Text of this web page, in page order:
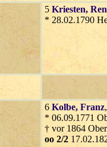
5 Kriesten,
* 28.02.1790
6 Kolbe, Franz
* 06.09.1771
† vor 1864
oo 2/2